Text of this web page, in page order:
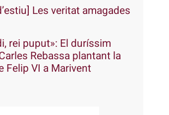
Les veritat amagades
rei puput»: El duríssim
Rebassa plantant la
Felip VI a Marivent